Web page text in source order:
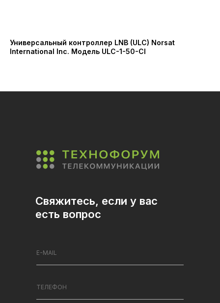
Универсальный контроллер LNB (ULC) Norsat
International Inc. Модель ULC-1-50-CI
Свяжитесь, если у вас
есть вопрос